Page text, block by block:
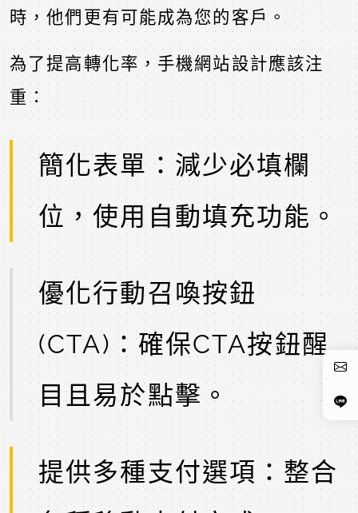
時，他們更有可能成為您的客戶。
為了提高轉化率，手機網站設計應該注
重：
簡化表單：減少必填欄
位，使用自動填充功能。
優化行動召喚按鈕
(CTA)：確保CTA按鈕醒
目且易於點擊。
提供多種支付選項：整合